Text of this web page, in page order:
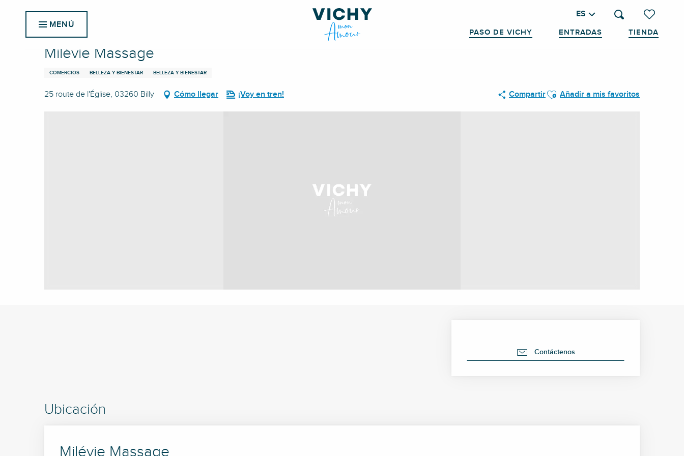
Voir les
Buscar
ES
PASO DE VICHY ENTRADAS TIENDA
MENÚ
Inicio Milévie Massage
Milévie Massage
COMERCIOS BELLEZA Y BIENESTAR BELLEZA Y BIENESTAR
25 route de l'Église, 03260 Billy Cómo llegar ¡Voy en tren! CompartirAjouter aux favoris
Añadir a mis favoritos
Contáctenos
Ubicación
Milévie Massage